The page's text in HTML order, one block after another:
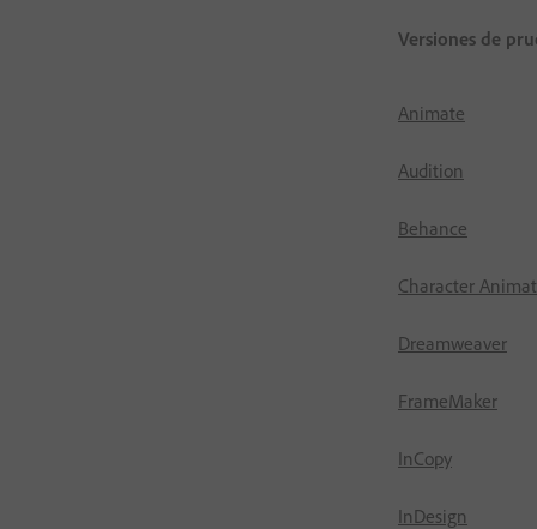
Versiones de
Animate
Audition
Behance
Character
Dreamweaver
FrameMaker
InCopy
InDesign